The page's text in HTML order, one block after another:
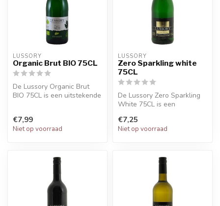
LUSSORY
Organic Brut BIO 75CL
De Lussory Organic Brut
BIO 75CL is een uitstekende
€7,99
Niet op voorraad
LUSSORY
Zero Sparkling white
75CL
De Lussory Zero Sparkling
White 75CL is een
wijn die je...
€7,25
Niet op voorraad